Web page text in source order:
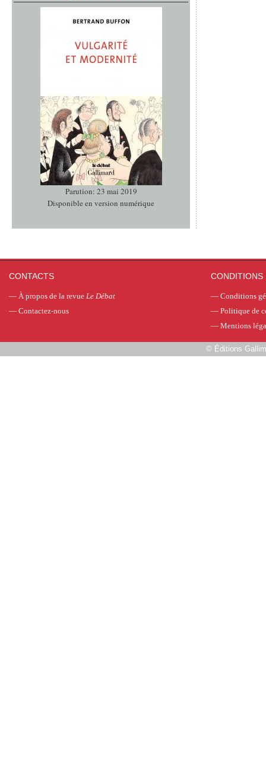
Parution: 23 mai 2019
Disponible en version numérique
CONTACTS
— À propos de la revue Le Débat
— Contactez-nous
CONDITIONS
— Conditions
— Politique de
— Mentions
© Éditions